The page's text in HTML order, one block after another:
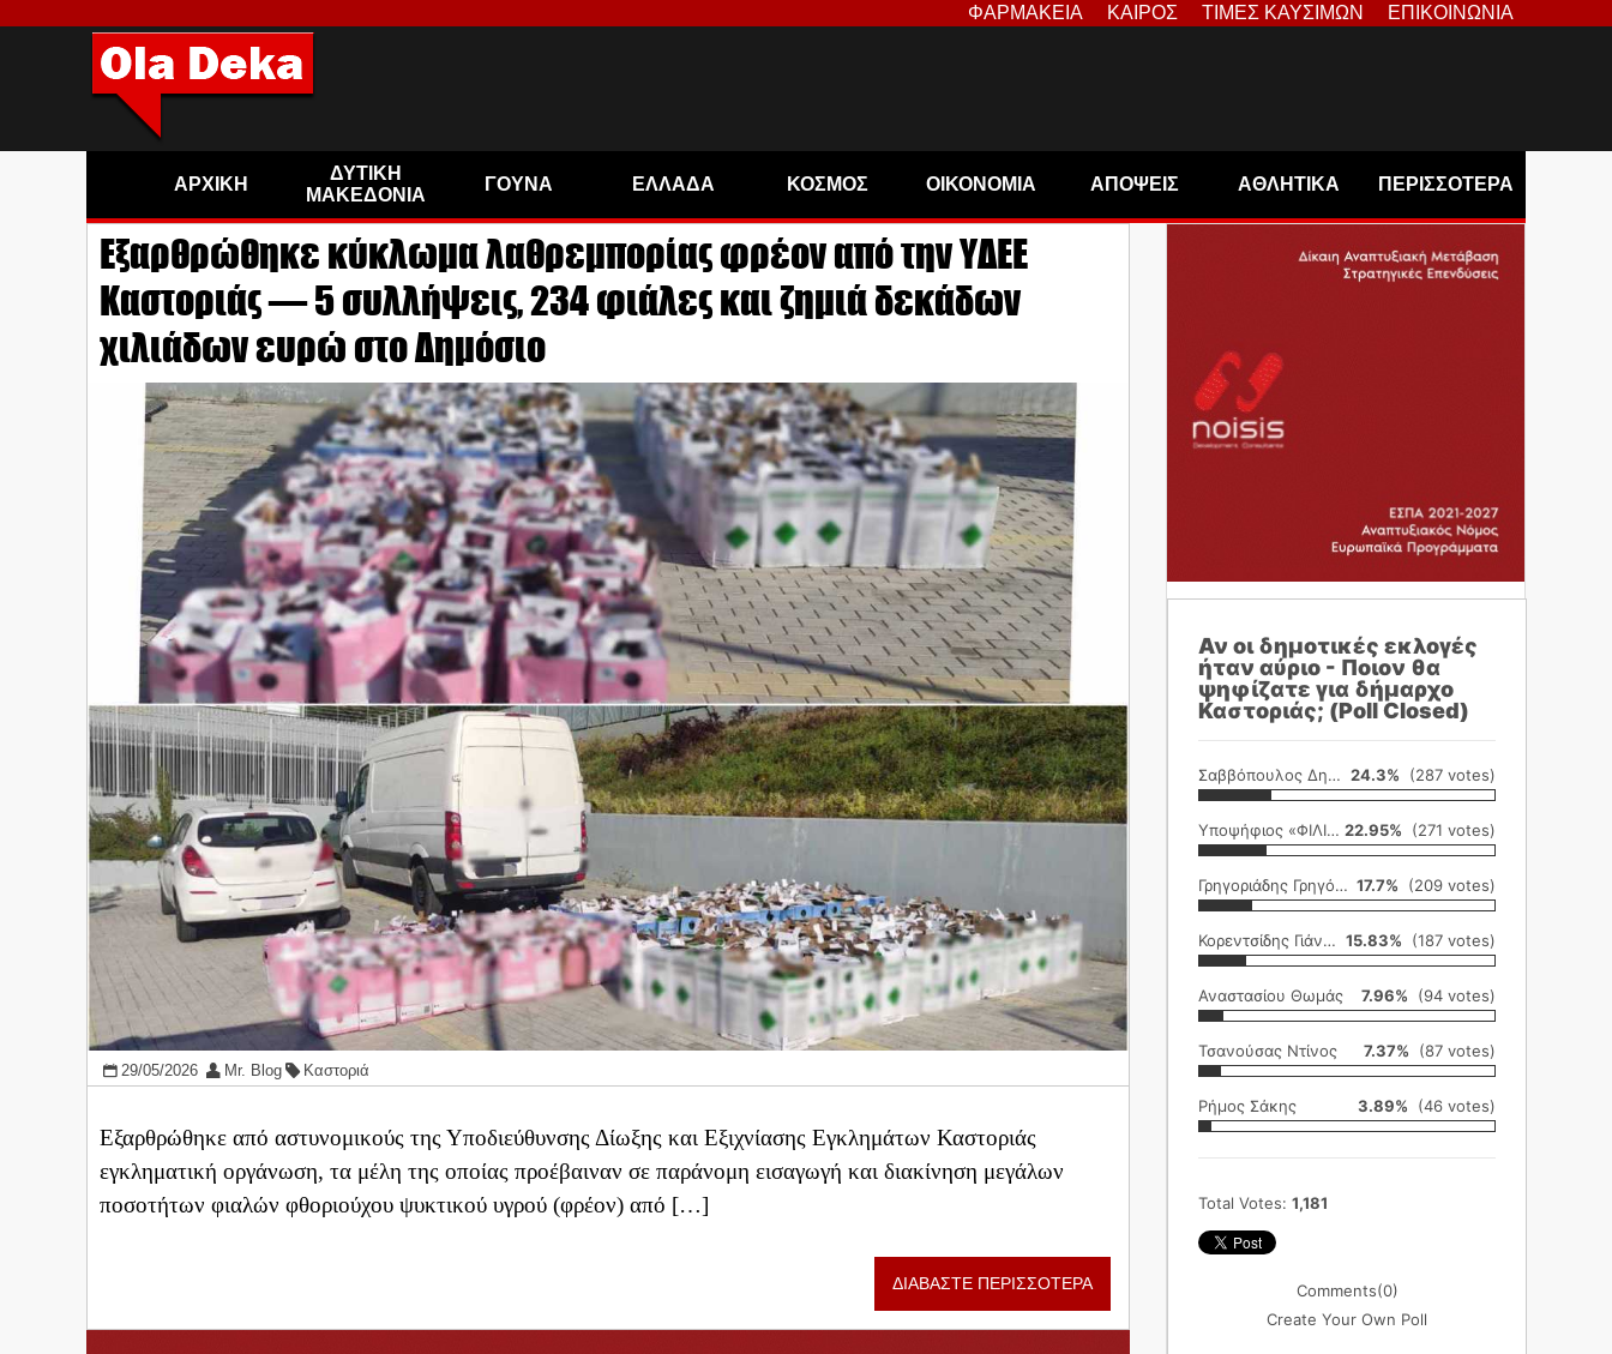
ΦΑΡΜΑΚΕΙΑ ΚΑΙΡΟΣ ΤΙΜΕΣ ΚΑΥΣΙΜΩΝ ΕΠΙΚΟΙΝΩΝΙΑ
ΑΡΧΙΚΗ
ΔΥΤΙΚΗ
ΜΑΚΕΔΟΝΙΑ
ΓΟΥΝΑ ΕΛΛΑΔΑ ΚΟΣΜΟΣ ΟΙΚΟΝΟΜΙΑ ΑΠΟΨΕΙΣ ΑΘΛΗΤΙΚΑ ΠΕΡΙΣΣΟΤΕΡΑ
Εξαρθρώθηκε κύκλωμα λαθρεμπορίας φρέον από την ΥΔΕΕ
Καστοριάς — 5 συλλήψεις, 234 φιάλες και ζημιά δεκάδων
χιλιάδων ευρώ στο Δημόσιο
29/05/2026 Mr. Blog Καστοριά
Εξαρθρώθηκε από αστυνομικούς της Υποδιεύθυνσης Δίωξης και Εξιχνίασης Εγκλημάτων Καστοριάς
εγκληματική οργάνωση, τα μέλη της οποίας προέβαιναν σε παράνομη εισαγωγή και διακίνηση μεγάλων
ποσοτήτων φιαλών φθοριούχου ψυκτικού υγρού (φρέον) από […]
ΔΙΑΒΑΣΤΕ ΠΕΡΙΣΣΟΤΕΡΑ
Αν οι δημοτικές εκλογές
ήταν αύριο - Ποιον θα
ψηφίζατε για δήμαρχο
Καστοριάς; (Poll Closed)
Σαββόπουλος Δημήτρης 24.3% (287 votes)
Υποψήφιος «ΦΙΛΙΚΗ ΕΤΑΙΡΕΙΑ» 22.95% (271 votes)
Γρηγοριάδης Γρηγόρης 17.7% (209 votes)
Κορεντσίδης Γιάννης 15.83% (187 votes)
Αναστασίου Θωμάς 7.96% (94 votes)
Τσανούσας Ντίνος 7.37% (87 votes)
Ρήμος Σάκης 3.89% (46 votes)
Total Votes: 1,181
Comments(0)
Create Your Own Poll